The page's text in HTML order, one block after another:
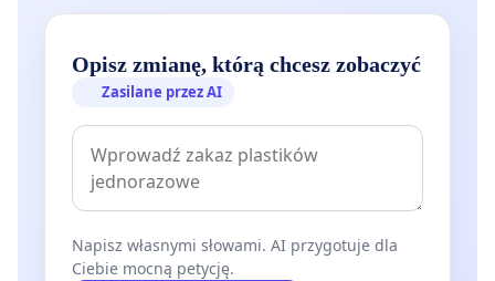
Opisz zmianę, którą chcesz zobaczyć
Zasilane przez AI
Napisz własnymi słowami. AI przygotuje dla
Ciebie mocną petycję.